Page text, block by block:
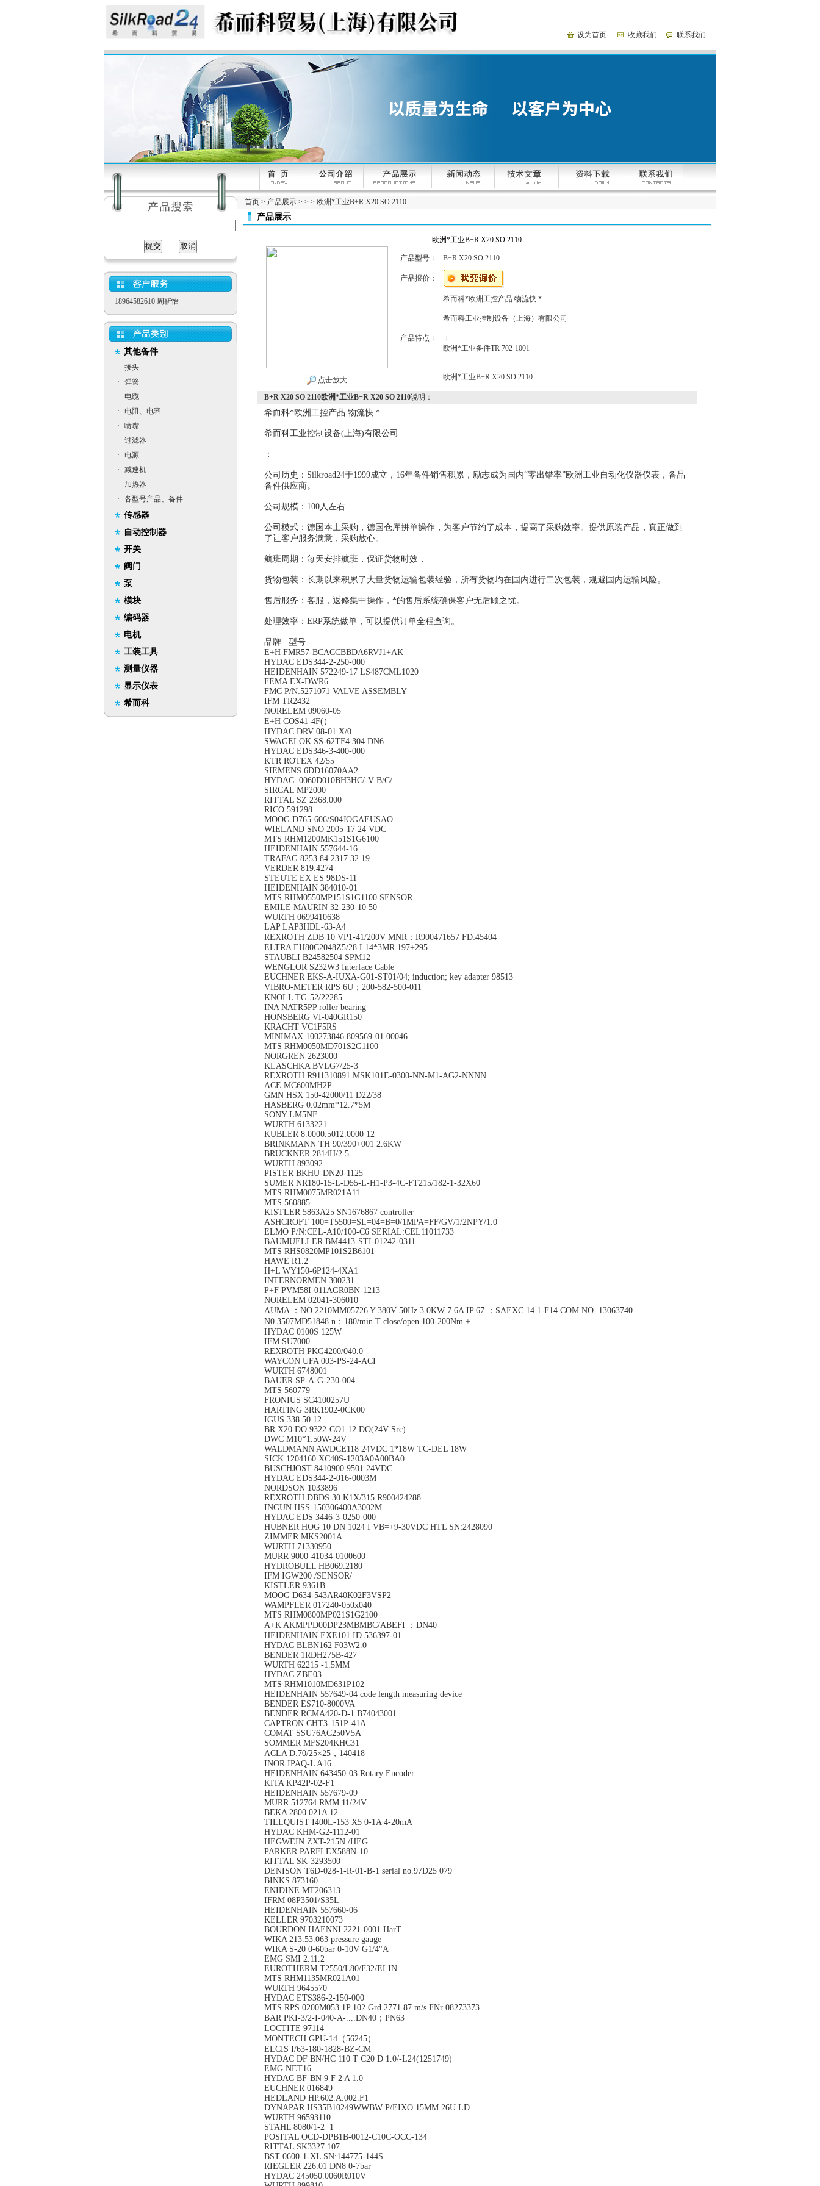
设为首页 收藏我们 联系我们
18964582610 周靳怡
其他备件
·
接头
·
弹簧
·
电缆
·
电阻、电容
·
喷嘴
·
过滤器
·
电源
·
减速机
·
加热器
·
各型号产品、备件
传感器
自动控制器
开关
阀门
泵
模块
编码器
电机
工装工具
测量仪器
显示仪表
希而科
首页 > 产品展示 > > > 欧洲*工业B+R X20 SO 2110
产品展示
欧洲*工业B+R X20 SO 2110
点击放大
产品型号： B+R X20 SO 2110
产品报价：
产品特点：
希而科*欧洲工控产品 物流快 *
希而科工业控制设备（上海）有限公司
：
欧洲*工业备件TR 702-1001
欧洲*工业B+R X20 SO 2110
B+R X20 SO 2110欧洲*工业B+R X20 SO 2110说明：
希而科*欧洲工控产品 物流快 *
希而科工业控制设备(上海)有限公司
：
公司历史：Silkroad24于1999成立，16年备件销售积累，励志成为国内“零出错率”欧洲工业自动化仪器仪表，备品
备件供应商。
公司规模：100人左右
公司模式：德国本土采购，德国仓库拼单操作，为客户节约了成本，提高了采购效率。提供原装产品，真正做到
了让客户服务满意，采购放心。
航班周期：每天安排航班，保证货物时效，
货物包装：长期以来积累了大量货物运输包装经验，所有货物均在国内进行二次包装，规避国内运输风险。
售后服务：客服，返修集中操作，*的售后系统确保客户无后顾之忧。
处理效率：ERP系统做单，可以提供订单全程查询。
品牌 型号
E+H FMR57-BCACCBBDA6RVJ1+AK
HYDAC EDS344-2-250-000
HEIDENHAIN 572249-17 LS487CML1020
FEMA EX-DWR6
FMC P/N:5271071 VALVE ASSEMBLY
IFM TR2432
NORELEM 09060-05
E+H COS41-4F(）
HYDAC DRV 08-01.X/0
SWAGELOK SS-62TF4 304 DN6
HYDAC EDS346-3-400-000
KTR ROTEX 42/55
SIEMENS 6DD16070AA2
HYDAC 0060D010BH3HC/-V B/C/
SIRCAL MP2000
RITTAL SZ 2368.000
RICO 591298
MOOG D765-606/S04JOGAEUSAO
WIELAND SNO 2005-17 24 VDC
MTS RHM1200MK151S1G6100
HEIDENHAIN 557644-16
TRAFAG 8253.84.2317.32.19
VERDER 819.4274
STEUTE EX ES 98DS-11
HEIDENHAIN 384010-01
MTS RHM0550MP151S1G1100 SENSOR
EMILE MAURIN 32-230-10 50
WURTH 0699410638
LAP LAP3HDL-63-A4
REXROTH ZDB 10 VP1-41/200V MNR：R900471657 FD:45404
ELTRA EH80C2048Z5/28 L14*3MR.197+295
STAUBLI B24582504 SPM12
WENGLOR S232W3 Interface Cable
EUCHNER EKS-A-IUXA-G01-ST01/04; induction; key adapter 98513
VIBRO-METER RPS 6U；200-582-500-011
KNOLL TG-52/22285
INA NATR5PP roller bearing
HONSBERG VI-040GR150
KRACHT VC1F5RS
MINIMAX 100273846 809569-01 00046
MTS RHM0050MD701S2G1100
NORGREN 2623000
KLASCHKA BVLG7/25-3
REXROTH R911310891 MSK101E-0300-NN-M1-AG2-NNNN
ACE MC600MH2P
GMN HSX 150-42000/11 D22/38
HASBERG 0.02mm*12.7*5M
SONY LM5NF
WURTH 6133221
KUBLER 8.0000.5012.0000 12
BRINKMANN TH 90/390+001 2.6KW
BRUCKNER 2814H/2.5
WURTH 893092
PISTER BKHU-DN20-1125
SUMER NR180-15-L-D55-L-H1-P3-4C-FT215/182-1-32X60
MTS RHM0075MR021A11
MTS 560885
KISTLER 5863A25 SN1676867 controller
ASHCROFT 100=T5500=SL=04=B=0/1MPA=FF/GV/1/2NPY/1.0
ELMO P/N:CEL-A10/100-C6 SERIAL:CEL11011733
BAUMUELLER BM4413-STI-01242-0311
MTS RHS0820MP101S2B6101
HAWE R1.2
H+L WY150-6P124-4XA1
INTERNORMEN 300231
P+F PVM58I-011AGR0BN-1213
NORELEM 02041-306010
AUMA ：NO.2210MM05726 Y 380V 50Hz 3.0KW 7.6A IP 67 ：SAEXC 14.1-F14 COM NO. 13063740
N0.3507MD51848 n：180/min T close/open 100-200Nm +
HYDAC 0100S 125W
IFM SU7000
REXROTH PKG4200/040.0
WAYCON UFA 003-PS-24-ACI
WURTH 6748001
BAUER SP-A-G-230-004
MTS 560779
FRONIUS SC4100257U
HARTING 3RK1902-0CK00
IGUS 338.50.12
BR X20 DO 9322-CO1:12 DO(24V Src)
DWC M10*1.50W-24V
WALDMANN AWDCE118 24VDC 1*18W TC-DEL 18W
SICK 1204160 XC40S-1203A0A00BA0
BUSCHJOST 8410900.9501 24VDC
HYDAC EDS344-2-016-0003M
NORDSON 1033896
REXROTH DBDS 30 K1X/315 R900424288
INGUN HSS-150306400A3002M
HYDAC EDS 3446-3-0250-000
HUBNER HOG 10 DN 1024 I VB=+9-30VDC HTL SN:2428090
ZIMMER MKS2001A
WURTH 71330950
MURR 9000-41034-0100600
HYDROBULL HB069.2180
IFM IGW200 /SENSOR/
KISTLER 9361B
MOOG D634-543AR40K02F3VSP2
WAMPFLER 017240-050x040
MTS RHM0800MP021S1G2100
A+K AKMPPD00DP23MBMBC/ABEFI ：DN40
HEIDENHAIN EXE101 ID.536397-01
HYDAC BLBN162 F03W2.0
BENDER 1RDH275B-427
WURTH 62215 -1.5MM
HYDAC ZBE03
MTS RHM1010MD631P102
HEIDENHAIN 557649-04 code length measuring device
BENDER ES710-8000VA
BENDER RCMA420-D-1 B74043001
CAPTRON CHT3-151P-41A
COMAT SSU76AC250V5A
SOMMER MFS204KHC31
ACLA D:70/25×25，140418
INOR IPAQ-L A16
HEIDENHAIN 643450-03 Rotary Encoder
KITA KP42P-02-F1
HEIDENHAIN 557679-09
MURR 512764 RMM 11/24V
BEKA 2800 021A 12
TILLQUIST I400L-153 X5 0-1A 4-20mA
HYDAC KHM-G2-1112-01
HEGWEIN ZXT-215N /HEG
PARKER PARFLEX588N-10
RITTAL SK-3293500
DENISON T6D-028-1-R-01-B-1 serial no.97D25 079
BINKS 873160
ENIDINE MT206313
IFRM 08P3501/S35L
HEIDENHAIN 557660-06
KELLER 9703210073
BOURDON HAENNI 2221-0001 HarT
WIKA 213.53.063 pressure gauge
WIKA S-20 0-60bar 0-10V G1/4"A
EMG SMI 2.11.2
EUROTHERM T2550/L80/F32/ELIN
MTS RHM1135MR021A01
WURTH 9645570
HYDAC ETS386-2-150-000
MTS RPS 0200M053 1P 102 Grd 2771.87 m/s FNr 08273373
BAR PKI-3/2-I-040-A-....DN40；PN63
LOCTITE 97114
MONTECH GPU-14（56245）
ELCIS I/63-180-1828-BZ-CM
HYDAC DF BN/HC 110 T C20 D 1.0/-L24(1251749)
EMG NET16
HYDAC BF-BN 9 F 2 A 1.0
EUCHNER 016849
HEDLAND HP.602.A.002.F1
DYNAPAR HS35B10249WWBW P/EIXO 15MM 26U LD
WURTH 96593110
STAHL 8080/1-2 1
POSITAL OCD-DPB1B-0012-C10C-OCC-134
RITTAL SK3327.107
BST 0600-1-XL SN:144775-144S
RIEGLER 226.01 DN8 0-7bar
HYDAC 245050.0060R010V